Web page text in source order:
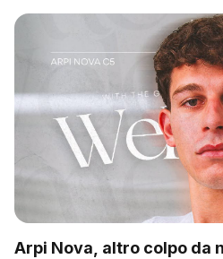
Arpi Nova, altro colpo da